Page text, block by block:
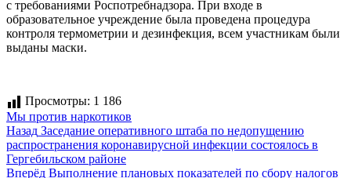
с требованиями Роспотребнадзора. При входе в
образовательное учреждение была проведена процедура
контроля термометрии и дезинфекция, всем участникам были
выданы маски.
Просмотры: 1 186
Мы против наркотиков
Навигация
по
Назад Предыдущая
запись:
Заседание оперативного штаба по недопущению
распространения коронавирусной инфекции состоялось в
Гергебильском районе
Вперёд Следующая
Выполнение плановых показателей по сбору налогов